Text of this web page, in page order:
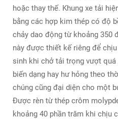
hoặc thay thế. Khung xe tải
bằng các hợp kim thép có độ
chảy dao động từ khoảng 350
này được thiết kế riêng để
sinh khi chở tải trọng vượt quá
biến dạng hay hư hỏng theo
chúng cũng đại diện cho một
Được rèn từ thép crôm
khoảng 40 phần trăm khi chịu